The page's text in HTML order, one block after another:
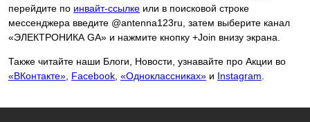
перейдите по инвайт-ссылке или в поисковой строке
мессенджера введите @antenna123ru, затем выберите канал
«ЭЛЕКТРОНИКА GA» и нажмите кнопку +Join внизу экрана.
Также читайте наши Блоги, Новости, узнавайте про Акции во
«ВКонтакте» Facebook «Одноклассниках» и Instagram